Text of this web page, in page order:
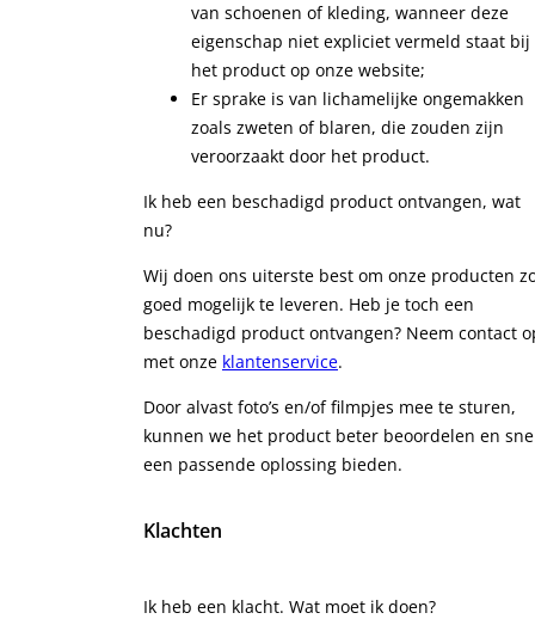
van schoenen of kleding, wanneer deze
eigenschap niet expliciet vermeld staat bij
het product op onze website;
Er sprake is van lichamelijke ongemakken
zoals zweten of blaren, die zouden zijn
veroorzaakt door het product.
Ik heb een beschadigd product ontvangen, wat
nu?
Wij doen ons uiterste best om onze producten
goed mogelijk te leveren. Heb je toch een
beschadigd product ontvangen? Neem contact
met onze klantenservice.
Door alvast foto’s en/of filmpjes mee te sturen,
kunnen we het product beter beoordelen en
een passende oplossing bieden.
Klachten
Ik heb een klacht. Wat moet ik doen?